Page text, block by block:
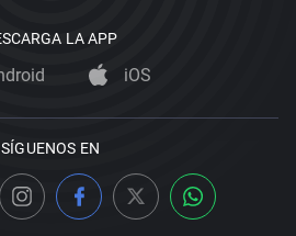
LA APP
iOS
SÍGUENOS EN